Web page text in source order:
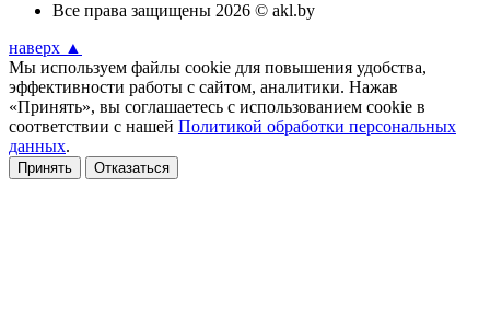
Все права защищены 2026 © akl.by
наверх ▲
Мы используем файлы cookie для повышения удобства,
эффективности работы с сайтом, аналитики. Нажав
«Принять», вы соглашаетесь с использованием cookie в
соответствии с нашей Политикой обработки персональных
данных.
Принять Отказаться